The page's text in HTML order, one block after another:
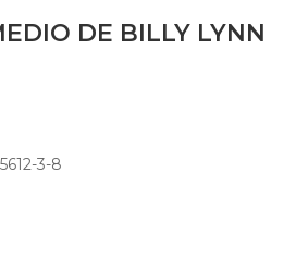
DE BILLY LYNN
3-8